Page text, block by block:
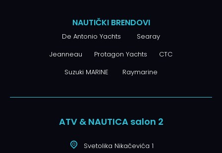
NAUTIČKI BRENDOVI
De Antonio Yachts
Searay
Jeanneau Protagon Yachts
CTC
Suzuki MARINE Raymarine
ATV & NAUTICA salon 2
Svetolika Nikačevića 1